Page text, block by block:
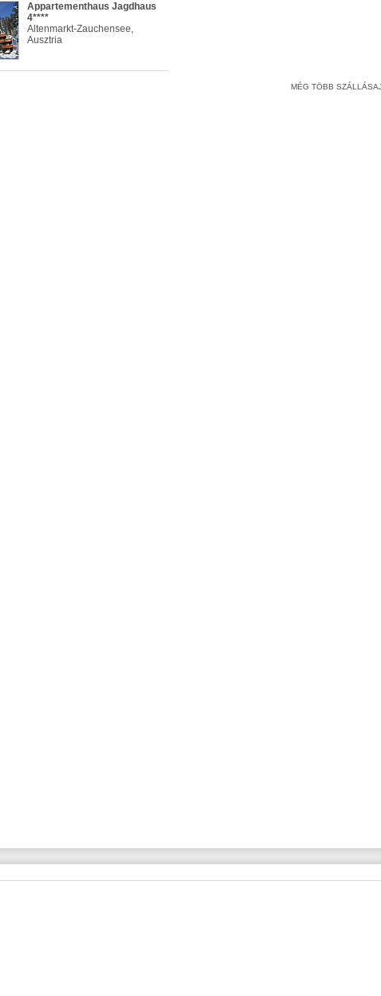
Appartementhaus Jagdhaus
4****
Altenmarkt-Zauchensee,
Ausztria
MÉG TÖBB